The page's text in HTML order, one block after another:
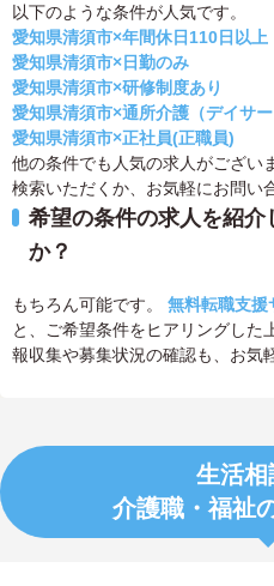
以下のような条件が人気です。
愛知県清須市×年間休日110日以上
愛知県清須市×日勤のみ
愛知県清須市×研修制度あり
愛知県清須市×通所介護（デイサー
愛知県清須市×正社員(正職員)
他の条件でも人気の求人がござい
検索いただくか、お気軽にお問い
希望の条件の求人を紹
か？
もちろん可能です。 無料転職支援
と、ご希望条件をヒアリングした
報収集や募集状況の確認も、お気
生活相
介護職・福祉